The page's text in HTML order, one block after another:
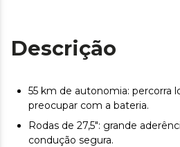
Descrição
55 km de autonomia: percorra
preocupar com a bateria.
Rodas de 27,5": grande
condução segura.